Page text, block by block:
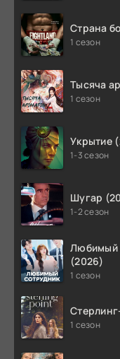
Страна
1 сезон
Тысяча
1 сезон
Укрытие
1-3 сезон
Шугар
1-2 сезон
Любимый
(2026)
1 сезон
1 сезон